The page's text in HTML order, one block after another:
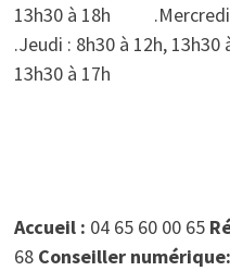
13h30 à 18h .Mercredi :
.Jeudi : 8h30 à 12h,
Accueil : 04 65 60 00 65
68 Conseiller numérique: